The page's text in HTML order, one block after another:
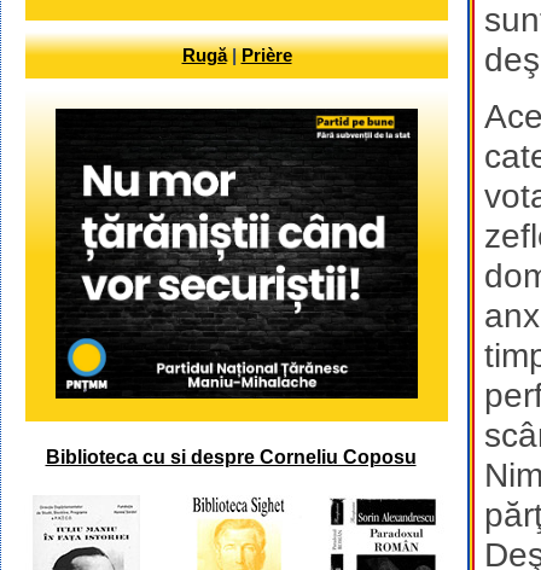
Rugă|Prière
Biblioteca cu si despre Corneliu Coposu